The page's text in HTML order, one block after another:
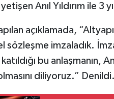
Anıl Yıldırım ile 3
açıklamada,
sözleşme imzaladık.
katıldığı bu anlaşmanın,
diliyoruz.” Denildi.